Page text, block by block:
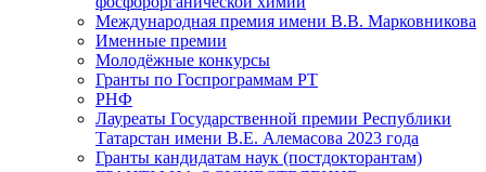
Международная премия имени В.В. Марковникова
Именные премии
Молодёжные конкурсы
Гранты по Госпрограммам РТ
РНФ
Лауреаты Государственной премии Республики
Татарстан имени В.Е. Алемасова 2023 года
Гранты кандидатам наук (постдокторантам)